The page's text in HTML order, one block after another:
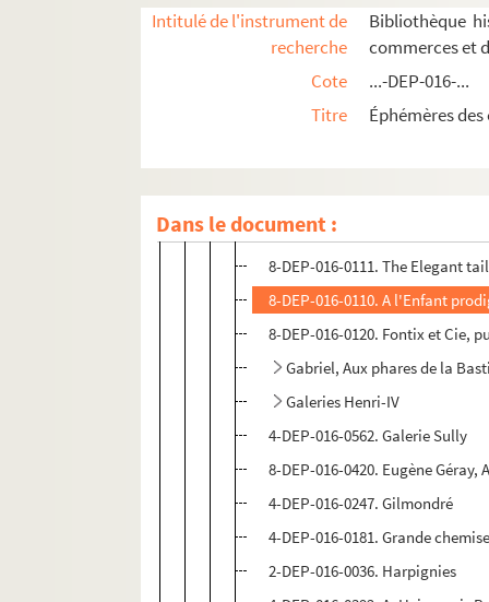
Intitulé de l'instrument de
recherche
Bibliothèque
commerces et
Cote
...-DEP-016-...
Titre
Éphémères
Dans le document :
4-DEP-016-0432. J. Bonnet,
4-DEP-016-0479. Daniel
4-DEP-016-0207. Aux Elégantes
8-DEP-016-0111. The Elegant
8-DEP-016-0110. A l'Enfant
8-DEP-016-0120. Fontix et Cie,
Gabriel, Aux phares de la
Galeries Henri-IV
4-DEP-016-0562. Galerie Sully
8-DEP-016-0420. Eugène
4-DEP-016-0247. Gilmondré
4-DEP-016-0181. Grande
2-DEP-016-0036. Harpignies